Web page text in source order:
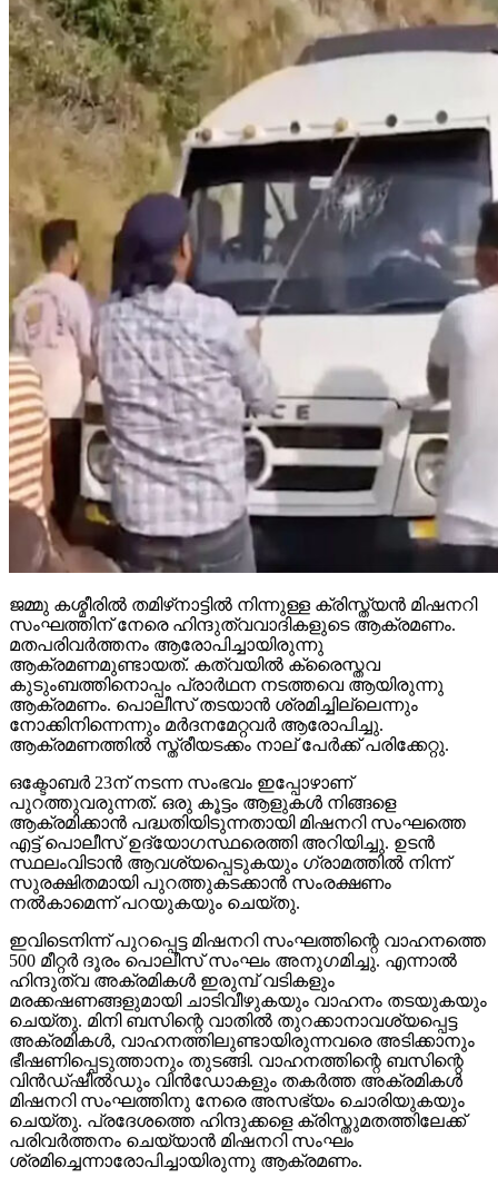
ജമ്മു കശ്മീരില്‍ തമിഴ്‌നാട്ടില്‍ നിന്നുള്ള ക്രിസ്ത്യന്‍ മിഷനറി
സംഘത്തിന് നേരെ ഹിന്ദുത്വവാദികളുടെ ആക്രമണം.
മതപരിവര്‍ത്തനം ആരോപിച്ചായിരുന്നു
ആക്രമണമുണ്ടായത്. കത്വയില്‍ ക്രൈസ്തവ
കുടുംബത്തിനൊപ്പം പ്രാര്‍ഥന നടത്തവെ ആയിരുന്നു
ആക്രമണം. പൊലീസ് തടയാന്‍ ശ്രമിച്ചില്ലെന്നും
നോക്കിനിന്നെന്നും മര്‍ദനമേറ്റവര്‍ ആരോപിച്ചു.
ആക്രമണത്തില്‍ സ്ത്രീയടക്കം നാല് പേര്‍ക്ക് പരിക്കേറ്റു.
ഒക്ടോബര്‍ 23ന് നടന്ന സംഭവം ഇപ്പോഴാണ്
പുറത്തുവരുന്നത്. ഒരു കൂട്ടം ആളുകള്‍ നിങ്ങളെ
ആക്രമിക്കാന്‍ പദ്ധതിയിടുന്നതായി മിഷനറി സംഘത്തെ
എട്ട് പൊലീസ് ഉദ്യോഗസ്ഥരെത്തി അറിയിച്ചു. ഉടന്‍
സ്ഥലംവിടാന്‍ ആവശ്യപ്പെടുകയും ഗ്രാമത്തില്‍ നിന്ന്
സുരക്ഷിതമായി പുറത്തുകടക്കാന്‍ സംരക്ഷണം
നല്‍കാമെന്ന് പറയുകയും ചെയ്തു.
ഇവിടെനിന്ന് പുറപ്പെട്ട മിഷനറി സംഘത്തിന്റെ വാഹനത്തെ
500 മീറ്റര്‍ ദൂരം പൊലീസ് സംഘം അനുഗമിച്ചു. എന്നാല്‍
ഹിന്ദുത്വ അക്രമികള്‍ ഇരുമ്പ് വടികളും
മരക്കഷണങ്ങളുമായി ചാടിവീഴുകയും വാഹനം തടയുകയും
ചെയ്തു. മിനി ബസിന്റെ വാതില്‍ തുറക്കാനാവശ്യപ്പെട്ട
അക്രമികള്‍, വാഹനത്തിലുണ്ടായിരുന്നവരെ അടിക്കാനും
ഭീഷണിപ്പെടുത്താനും തുടങ്ങി. വാഹനത്തിന്റെ ബസിന്റെ
വിന്‍ഡ്ഷീല്‍ഡും വിന്‍ഡോകളും തകര്‍ത്ത അക്രമികള്‍
മിഷനറി സംഘത്തിനു നേരെ അസഭ്യം ചൊരിയുകയും
ചെയ്തു. പ്രദേശത്തെ ഹിന്ദുക്കളെ ക്രിസ്തുമതത്തിലേക്ക്
പരിവര്‍ത്തനം ചെയ്യാന്‍ മിഷനറി സംഘം
ശ്രമിച്ചെന്നാരോപിച്ചായിരുന്നു ആക്രമണം.